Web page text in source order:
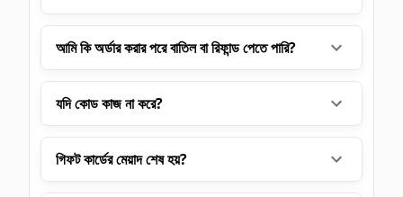
আমি কি অর্ডার করার পরে বাতিল বা রিফান্ড পেতে পারি?
যদি কোড কাজ না করে?
গিফট কার্ডের মেয়াদ শেষ হয়?